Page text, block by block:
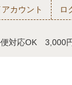
カウント ロ
便対応OK 3,000